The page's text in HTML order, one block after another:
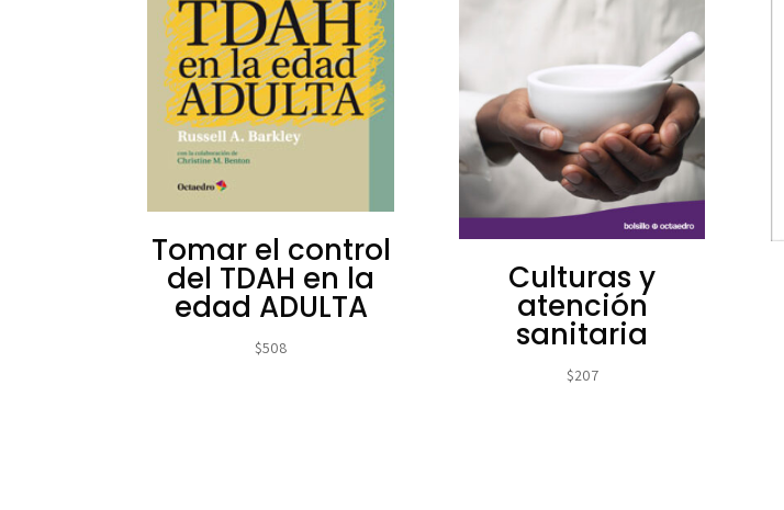
Tomar el control
del TDAH en la
edad ADULTA
$508
Culturas y
atención
sanitaria
$207